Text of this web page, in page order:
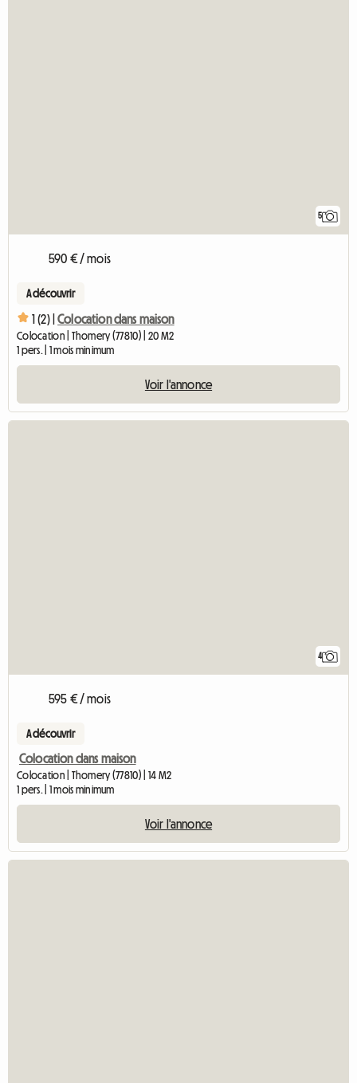
5
590 € / mois
A découvrir
1 (2) | Colocation dans maison
Colocation | Thomery (77810) | 20 M2
1 pers. | 1 mois minimum
Voir l'annonce
4
595 € / mois
A découvrir
Colocation dans maison
Colocation | Thomery (77810) | 14 M2
1 pers. | 1 mois minimum
Voir l'annonce